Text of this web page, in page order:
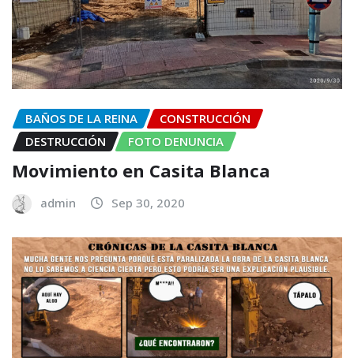
BAÑOS DE LA REINA
CONSTRUCCIÓN
DESTRUCCIÓN
FOTO DENUNCIA
Movimiento en Casita Blanca
admin Sep 30, 2020